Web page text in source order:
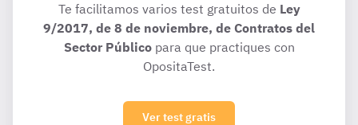
Te facilitamos varios test gratuitos de Ley
9/2017, de 8 de noviembre, de Contratos del
Sector Públicopara que practiques con
OpositaTest.
Ver test gratis